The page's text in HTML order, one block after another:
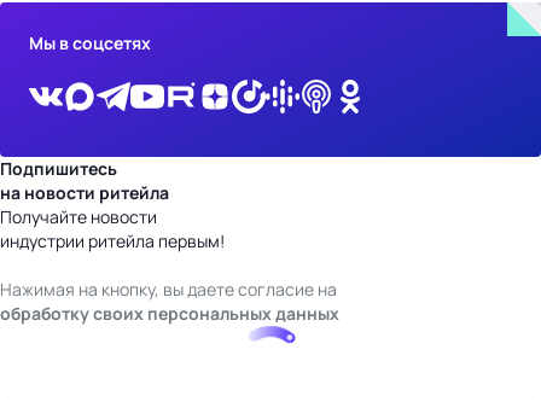
Мы в соцсетях
Подпишитесь
на новости ритейла
Получайте новости
индустрии ритейла первым!
Нажимая на кнопку, вы даете согласие на
обработку своих персональных данных